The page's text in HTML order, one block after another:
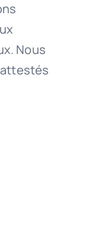
Nous
attestés